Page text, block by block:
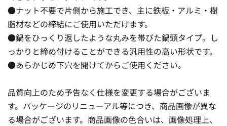
●ナット不要で片側から施工でき、主に鉄板・アルミ・樹
脂材などの締結にご使用いただけます。
●鍋をひっくり返したような丸みを帯びた鍋頭タイプ。し
っかりと締め付けることができる汎用性の高い形状です。
●あらかじめ下穴を開けてからご使用ください。
品質向上のため予告なく仕様を変更する場合がございま
す。パッケージのリニューアル等につき、商品画像が異な
る場合がございます。商品画像の色合いは、画像処理上、